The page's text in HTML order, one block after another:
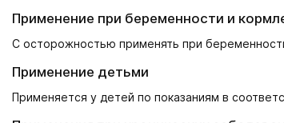
Применение при беременности и
С осторожностью применять при
Применение детьми
Применяется у детей по показаниям в